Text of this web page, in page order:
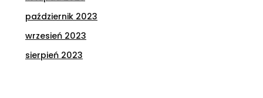
październik 2023
wrzesień 2023
sierpień 2023